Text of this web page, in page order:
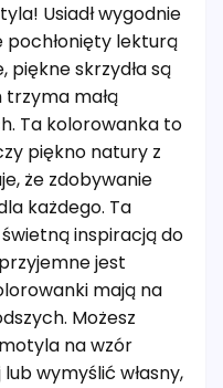
Usiadł wygodnie
pochłonięty lekturą
piękne skrzydła są
trzyma małą
Ta kolorowanka to
piękno natury z
że zdobywanie
każdego. Ta
inspiracją do
jest
mają na
Możesz
na wzór
wymyślić własny,